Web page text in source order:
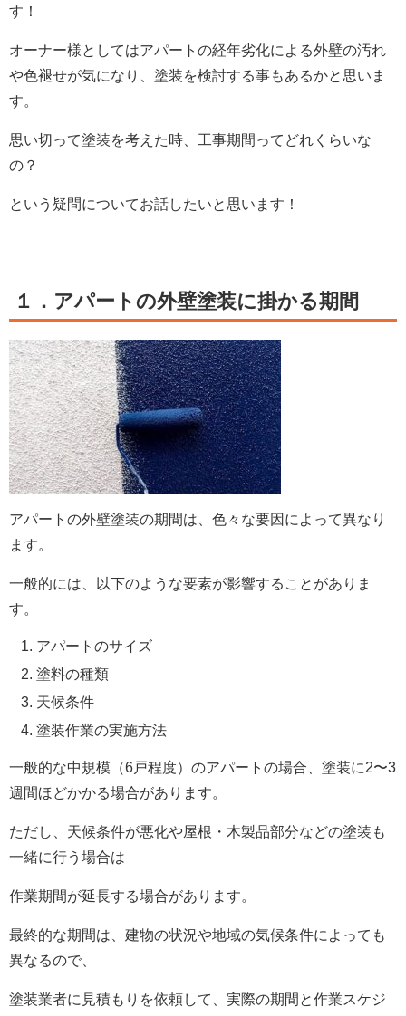
す！
オーナー様としてはアパートの経年劣化による外壁の汚れ
や色褪せが気になり、 塗装を検討する事もあるかと思いま
す。
思い切って塗装を考えた時、工事期間ってどれくらいな
の？
という疑問についてお話したいと思います！
１．アパートの外壁塗装に掛かる期間
アパートの外壁塗装の期間は、色々な要因によって異なり
ます。
一般的には、以下のような要素が影響することがありま
す。
アパートのサイズ
塗料の種類
天候条件
塗装作業の実施方法
一般的な中規模（6戸程度）のアパートの場合、塗装に2〜3
週間ほどかかる場合があります。
ただし、天候条件が悪化や屋根・木製品部分などの塗装も
一緒に行う場合は
作業期間が延長する場合があります。
最終的な期間は、 建物の状況や地域の気候条件によっても
異なるので、
塗装業者に見積もりを依頼して、実際の期間と作業スケジ